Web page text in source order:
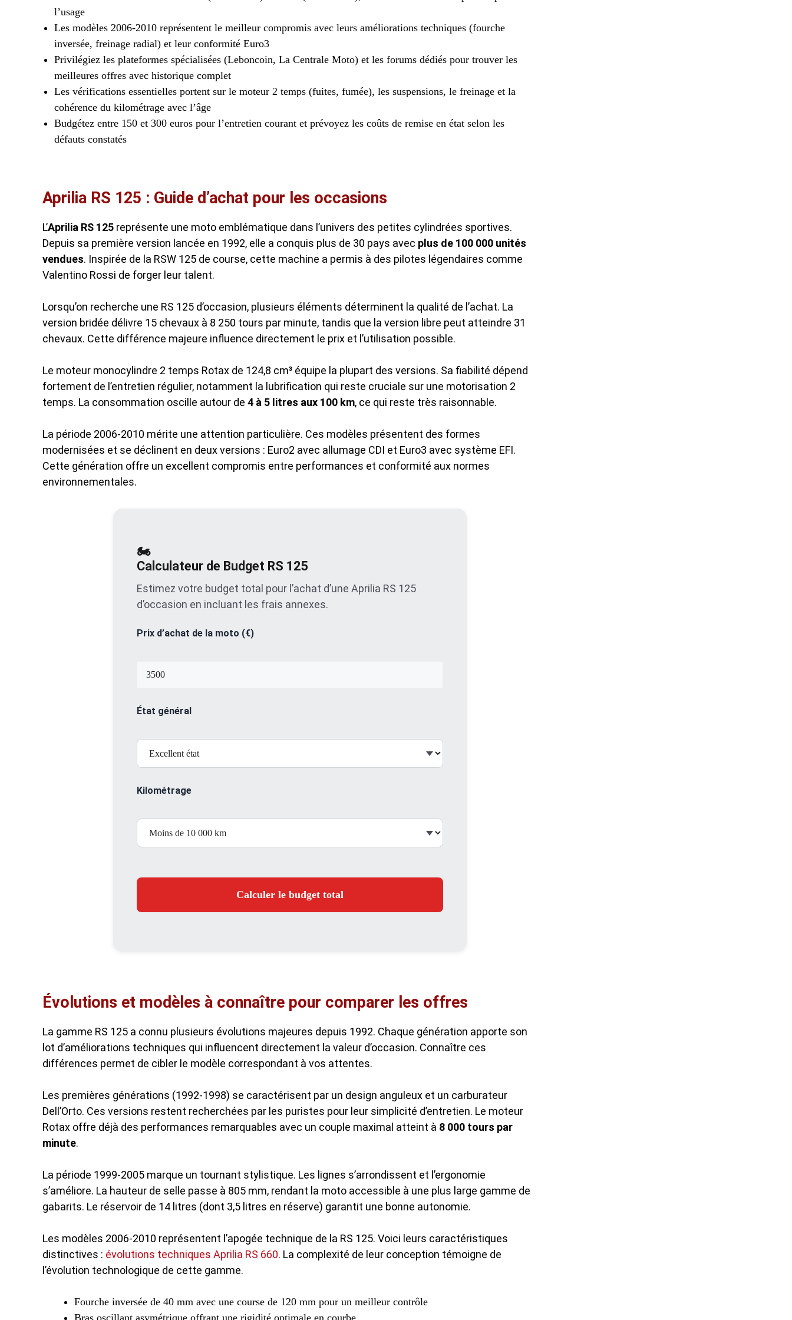
l’usage
Les modèles 2006-2010 représentent le meilleur compromis avec leurs améliorations techniques (fourche
inversée, freinage radial) et leur conformité Euro3
Privilégiez les plateformes spécialisées (Leboncoin, La Centrale Moto) et les forums dédiés pour trouver les
meilleures offres avec historique complet
Les vérifications essentielles portent sur le moteur 2 temps (fuites, fumée), les suspensions, le freinage et la
cohérence du kilométrage avec l’âge
Budgétez entre 150 et 300 euros pour l’entretien courant et prévoyez les coûts de remise en état selon les
défauts constatés
Aprilia RS 125 : Guide d’achat pour les occasions
L’Aprilia RS 125 représente une moto emblématique dans l’univers des petites cylindrées sportives.
Depuis sa première version lancée en 1992, elle a conquis plus de 30 pays avec plus de 100 000 unités
vendues. Inspirée de la RSW 125 de course, cette machine a permis à des pilotes légendaires comme
Valentino Rossi de forger leur talent.
Lorsqu’on recherche une RS 125 d’occasion, plusieurs éléments déterminent la qualité de l’achat. La
version bridée délivre 15 chevaux à 8 250 tours par minute, tandis que la version libre peut atteindre 31
chevaux. Cette différence majeure influence directement le prix et l’utilisation possible.
Le moteur monocylindre 2 temps Rotax de 124,8 cm³ équipe la plupart des versions. Sa fiabilité dépend
fortement de l’entretien régulier, notamment la lubrification qui reste cruciale sur une motorisation 2
temps. La consommation oscille autour de 4 à 5 litres aux 100 km, ce qui reste très raisonnable.
La période 2006-2010 mérite une attention particulière. Ces modèles présentent des formes
modernisées et se déclinent en deux versions : Euro2 avec allumage CDI et Euro3 avec système EFI.
Cette génération offre un excellent compromis entre performances et conformité aux normes
environnementales.
🏍️
Calculateur de Budget RS 125
Estimez votre budget total pour l’achat d’une Aprilia RS 125
d’occasion en incluant les frais annexes.
Prix d’achat de la moto (€)
État général
Kilométrage
Calculer le budget total
Évolutions et modèles à connaître pour comparer les offres
La gamme RS 125 a connu plusieurs évolutions majeures depuis 1992. Chaque génération apporte son
lot d’améliorations techniques qui influencent directement la valeur d’occasion. Connaître ces
différences permet de cibler le modèle correspondant à vos attentes.
Les premières générations (1992-1998) se caractérisent par un design anguleux et un carburateur
Dell’Orto. Ces versions restent recherchées par les puristes pour leur simplicité d’entretien. Le moteur
Rotax offre déjà des performances remarquables avec un couple maximal atteint à 8 000 tours par
minute.
La période 1999-2005 marque un tournant stylistique. Les lignes s’arrondissent et l’ergonomie
s’améliore. La hauteur de selle passe à 805 mm, rendant la moto accessible à une plus large gamme de
gabarits. Le réservoir de 14 litres (dont 3,5 litres en réserve) garantit une bonne autonomie.
Les modèles 2006-2010 représentent l’apogée technique de la RS 125. Voici leurs caractéristiques
distinctives : évolutions techniques Aprilia RS 660. La complexité de leur conception témoigne de
l’évolution technologique de cette gamme.
Fourche inversée de 40 mm avec une course de 120 mm pour un meilleur contrôle
Bras oscillant asymétrique offrant une rigidité optimale en courbe